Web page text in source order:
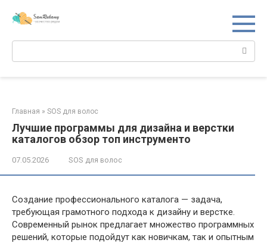
Главная » SOS для волос
Лучшие программы для дизайна и верстки
каталогов обзор топ инструменто
07.05.2026 SOS для волос
Создание профессионального каталога — задача,
требующая грамотного подхода к дизайну и верстке.
Современный рынок предлагает множество программных
решений, которые подойдут как новичкам, так и опытным